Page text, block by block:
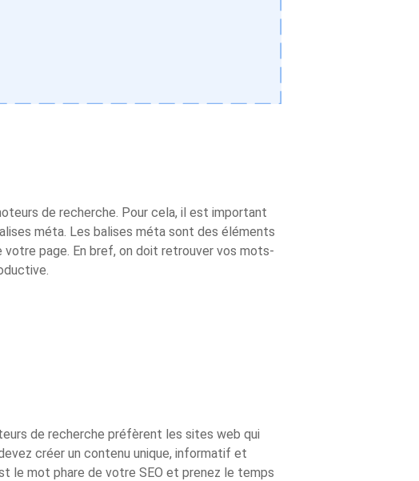
de recherche. Pour cela, il est important
méta. Les balises méta sont des éléments
page. En bref, on doit retrouver vos mots-
de recherche préfèrent les sites web qui
créer un contenu unique, informatif et
le mot phare de votre SEO et prenez le temps